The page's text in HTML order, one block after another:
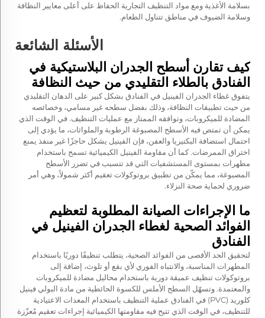
بسلامة الأغذية ومع مواد التنظيف التجارية الحفاظ على أعلى معايير النظافة
وسلامة الضيوف في مناطق تتناول الطعام.
الأسئلة الشائعة
كيف تقارن أسطح الجدران البلاستيكية في
الفنادق بالطلاء التقليدي من حيث النظافة
يتفوق غطاء الجدران الفينيل في الفنادق بشكل كبير على الدهان التقليدي
من حيث تطبيقات النظافة، وذلك بفضل سطحه غير مسامي، وخصائصه
المضادة للميكروبات، وتوافقه الممتاز مع عمليات التنظيف. في الوقت الذي
يمكن أن تمتص فيه الأسطح المصبوغة الرطوبة والملواثات، ما يؤدي إلى
احتمال استضافة البكتيريا والعفن، فإن الفينيل يشكل حاجزًا غير منفذ يمنع
اختراق الممرضات. كما أن مقاومة الفينيل الكيميائية تسمح باستخدام
مطهرات بمستوى المستشفيات التي قد تتسبب في تضرر الأسطح
المصبوغة، مما يمكّن من تطبيق بروتوكولات تعقيم أكثر شمولاً، وهي أمر
ضروري لحماية صحة النزلاء.
ما الإجراءات الصيانة المطلوبة لتعظيم
الفوائد الصحية لغطاء الجدران الفينيل في
الفنادق
لتحقيق الحد الأقصى من الفوائد الصحية، يتطلب تنظيفًا دوريًا باستخدام
المطهرات المناسبة، والانتباه الفوري لأي بقع أو تلوث، إضافة إلى
بروتوكولات تنظيف عميقة دورية باستخدام محاليل مضادة للميكروبات
والمعتمدة. وتسهّل السطح الأملس للكسوة الحائطية من مادة البولي فينيل
كلوريد (PVC) في الفنادق عملية التنظيف باستخدام المعدات الاعتيادية
للتنظيف، في الوقت الذي تتيح فيه مقاومتها الكيميائية إجراءات تعقيم مُعزّزة